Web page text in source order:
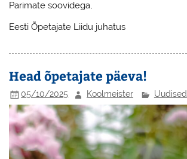
Parimate soovidega,
Eesti Õpetajate Liidu juhatus
Head õpetajate päeva!
05/10/2025 Koolmeister Uudised